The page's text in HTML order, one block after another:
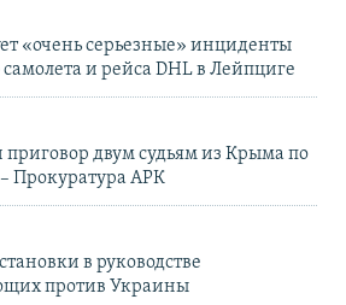
«очень серьезные» инциденты
и рейса DHL в Лейпциге
двум судьям из Крыма по
– Прокуратура АРК
в руководстве
против Украины